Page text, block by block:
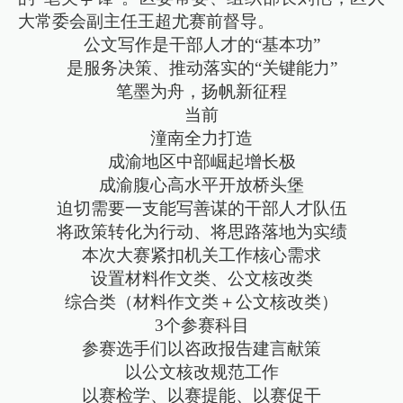
大常委会副主任王超尤赛前督导。
公文写作是干部人才的“基本功”
是服务决策、推动落实的“关键能力”
笔墨为舟，扬帆新征程
当前
潼南全力打造
成渝地区中部崛起增长极
成渝腹心高水平开放桥头堡
迫切需要一支能写善谋的干部人才队伍
将政策转化为行动、将思路落地为实绩
本次大赛紧扣机关工作核心需求
设置材料作文类、公文核改类
综合类（材料作文类＋公文核改类）
3个参赛科目
参赛选手们以咨政报告建言献策
以公文核改规范工作
以赛检学、以赛提能、以赛促干